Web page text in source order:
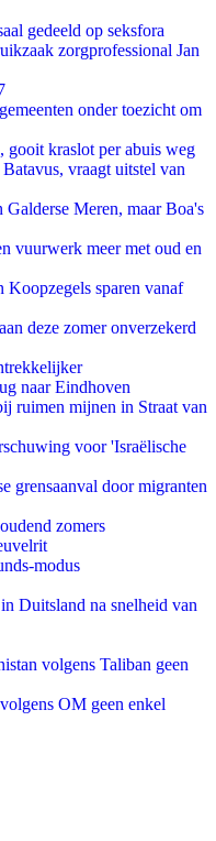
gedeeld op seksfora
zorgprofessional Jan
onder toezicht om
kraslot per abuis weg
vraagt uitstel van
Meren, maar Boa's
vuurwerk meer met oud en
sparen vanaf
deze zomer onverzekerd
naar Eindhoven
ruimen mijnen in Straat van
voor 'Israëlische
grensaanval door migranten
zomers
modus
Duitsland na snelheid van
volgens Taliban geen
OM geen enkel